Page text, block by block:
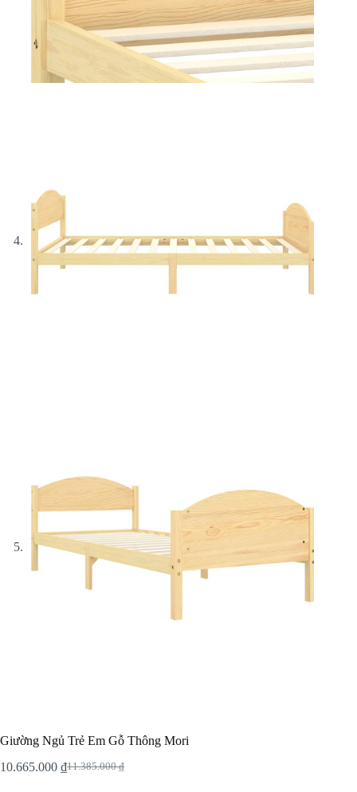
Giường Ngủ Trẻ Em Gỗ Thông Mori
11.385.000₫
Original
10.665.000 ₫
Current